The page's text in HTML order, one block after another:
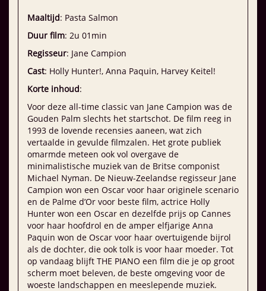
Maaltijd: Pasta Salmon
Duur film: 2u 01min
Regisseur: Jane Campion
Cast: Holly Hunter!, Anna Paquin, Harvey Keitel!
Korte inhoud:
Voor deze all-time classic van Jane Campion was de
Gouden Palm slechts het startschot. De film reeg in
1993 de lovende recensies aaneen, wat zich
vertaalde in gevulde filmzalen. Het grote publiek
omarmde meteen ook vol overgave de
minimalistische muziek van de Britse componist
Michael Nyman. De Nieuw-Zeelandse regisseur Jane
Campion won een Oscar voor haar originele scenario
en de Palme d’Or voor beste film, actrice Holly
Hunter won een Oscar en dezelfde prijs op Cannes
voor haar hoofdrol en de amper elfjarige Anna
Paquin won de Oscar voor haar overtuigende bijrol
als de dochter, die ook tolk is voor haar moeder. Tot
op vandaag blijft THE PIANO een film die je op groot
scherm moet beleven, de beste omgeving voor de
woeste landschappen en meeslepende muziek.